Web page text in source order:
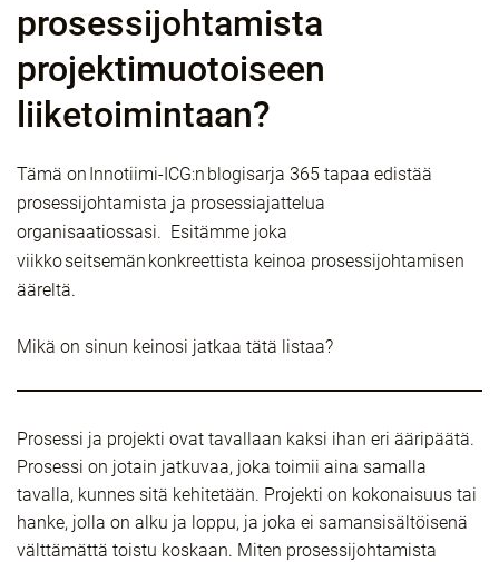
prosessijohtamista
projektimuotoiseen
liiketoimintaan?
Tämä on Innotiimi-ICG:n blogisarja 365 tapaa edistää
prosessijohtamista ja prosessiajattelua
organisaatiossasi. Esitämme joka
viikko seitsemän konkreettista keinoa prosessijohtamisen
ääreltä.
Mikä on sinun keinosi jatkaa tätä listaa?
Prosessi ja projekti ovat tavallaan kaksi ihan eri ääripäätä.
Prosessi on jotain jatkuvaa, joka toimii aina samalla
tavalla, kunnes sitä kehitetään. Projekti on kokonaisuus tai
hanke, jolla on alku ja loppu, ja joka ei samansisältöisenä
välttämättä toistu koskaan. Miten prosessijohtamista